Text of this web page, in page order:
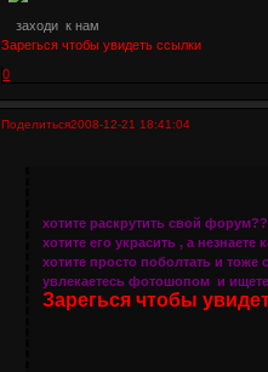
заходи к нам
Зарегься чтобы увидеть ссылки
0
Поделиться2008-12-21 18:41:04
хотите раскрутить свой
хотите его украсить , а незнаете
хотите просто поболтать и
увлекаетесь фотошопом и
Зарегься чтобы